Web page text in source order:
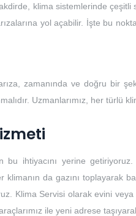
klima sistemlerinde
yol açabilir. İşte bu
zamanında ve doğru bir
Uzmanlarımız, her türlü
bu ihtiyacını yerine
da gazını toplayarak
Klima Servisi olarak evini
ile yeni adrese